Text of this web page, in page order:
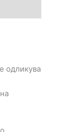
одликува